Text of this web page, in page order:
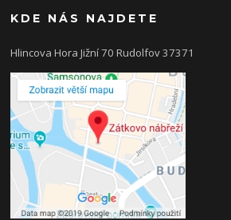
KDE NÁS NAJDETE
Hlincova Hora Jižní 70 Rudolfov 37371